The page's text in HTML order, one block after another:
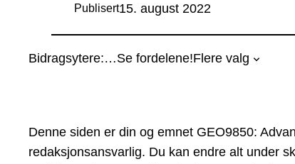
Publisert15. august 2022
Bidragsytere:…Se fordelene!Flere valg
Denne siden er din og emnet GEO9850:
redaksjonsansvarlig. Du kan endre alt under